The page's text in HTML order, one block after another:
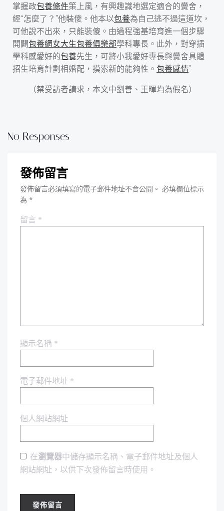
掌握政包養條件策上風，有興趣識地選定適合的黌舍，
經“怎麼了？”他裝傻。他本以包養為自己逃不過這道坎，
可他說不出來，只能裝傻。由過程強基培育進一個步驟
開闢包養網女大生包養俱樂部學科專長。此外，對穿插
學科感愛好的包養先生，可將小我愛好專長與黌舍具體
招生培育計劃相婚配，摸索新的能夠性。 包養感情”
（禁受訪者請求，本文中劉善、王暉均為假名）
No Responses
發佈留言
發佈留言必須填寫的電子郵件地址不會公開。 必填欄位標示
為 *
留言 *
顯示名稱 *
電子郵件地址 *
個人網站網址
在瀏覽器中儲存顯示名稱、電子郵件地址及個人
網站網址，以供下次發佈留言時使用。